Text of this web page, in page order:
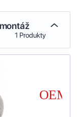
1 Produkty